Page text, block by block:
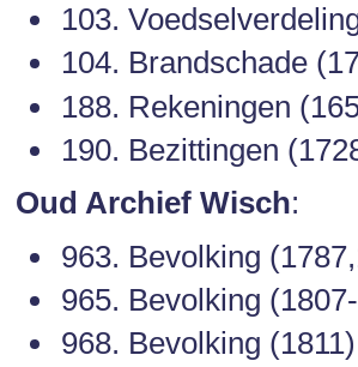
103.
104. Brandschade
188. Rekeningen
190. Bezittingen
Oud Archief Wisch:
963. Bevolking
965. Bevolking
968. Bevolking